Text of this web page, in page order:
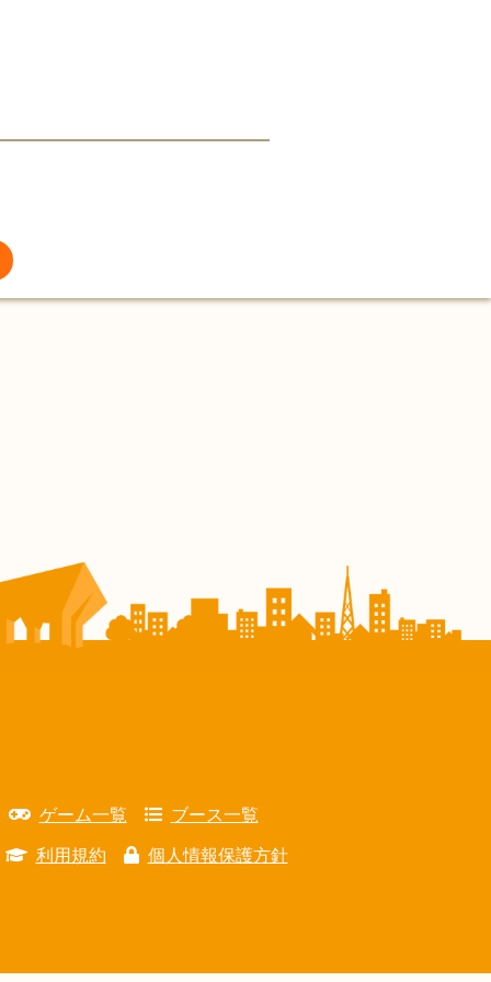
ゲーム一覧 ブース一覧
利用規約 個人情報保護方針